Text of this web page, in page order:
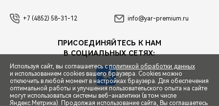
СПЕЦПРЕДЛОЖЕНИЯ
+7 (4852) 58-31-12 info@yar-premium.ru
ПРИСОЕДИНЯЙТЕСЬ К НАМ
В СОЦИАЛЬНЫХ СЕТЯХ:
Используя сайт, вы соглашаетесь сполитикой обработки данных
и использованием cookies вашего браузера. Cookies можно
отключить в любой момент в настройках браузера. Для обеспечения
оптимальной работы и улучшения пользовательского опыта на сайте
могут использоваться системы веб-аналитики (в том числе
Яндекс.Метрика). Продолжая использование сайта, Вы соглашаетесь